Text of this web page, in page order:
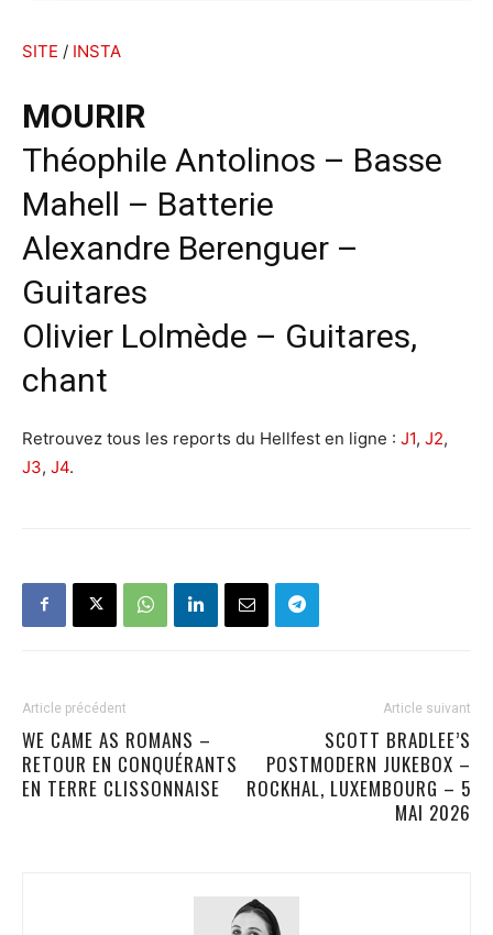
SITE / INSTA
MOURIR
Théophile Antolinos – Basse
Mahell – Batterie
Alexandre Berenguer –
Guitares
Olivier Lolmède – Guitares,
chant
Retrouvez tous les reports du Hellfest en ligne : J1, J2,
J3, J4.
Article précédent
WE CAME AS ROMANS –
RETOUR EN CONQUÉRANTS
EN TERRE CLISSONNAISE
Article suivant
SCOTT BRADLEE’S
POSTMODERN JUKEBOX –
ROCKHAL, LUXEMBOURG – 5
MAI 2026